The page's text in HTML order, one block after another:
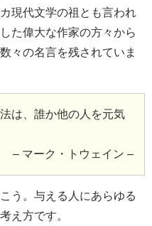
現代文学の祖とも言われ
た偉大な作家の方々から
々の名言を残されていま
は、誰か他の人を元気
– マーク・トウェイン –
う。与える人にあらゆる
え方です。